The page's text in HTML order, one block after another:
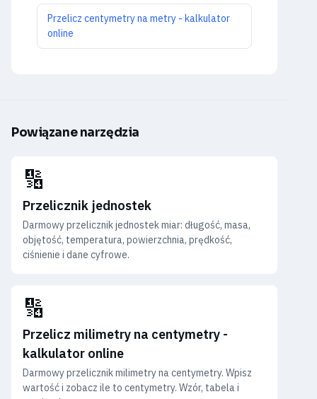
Przelicz centymetry na metry - kalkulator
online
Powiązane narzędzia
🔢
Przelicznik jednostek
Darmowy przelicznik jednostek miar: długość, masa,
objętość, temperatura, powierzchnia, prędkość,
ciśnienie i dane cyfrowe.
🔢
Przelicz milimetry na centymetry -
kalkulator online
Darmowy przelicznik milimetry na centymetry. Wpisz
wartość i zobacz ile to centymetry. Wzór, tabela i